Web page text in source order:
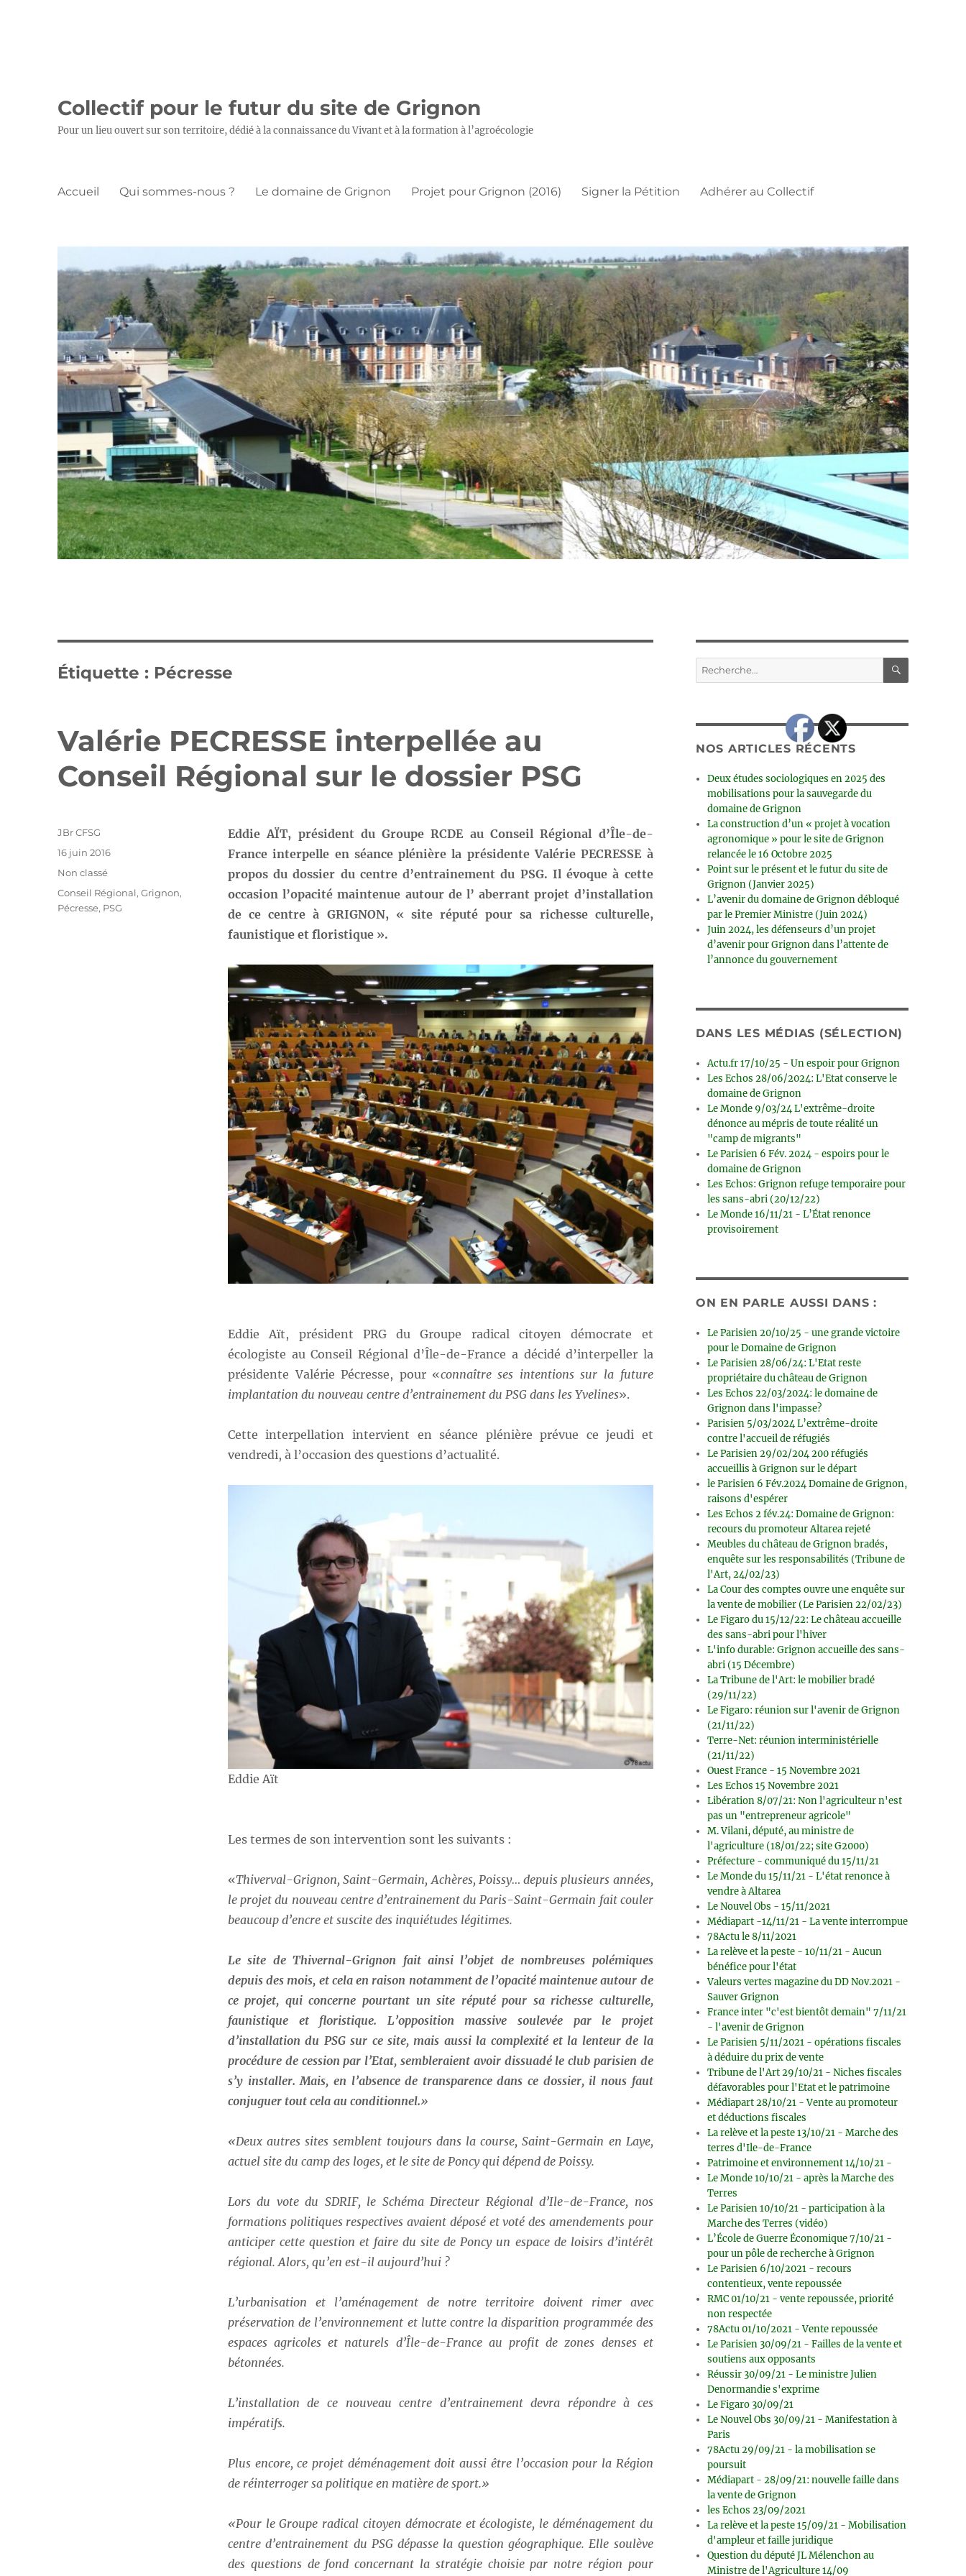
Collectif pour le futur du site de Grignon
Pour un lieu ouvert sur son territoire, dédié à la connaissance du Vivant et à la formation à l’agroécologie
Accueil Qui sommes-nous ? Le domaine de Grignon Projet pour Grignon (2016) Signer la Pétition Adhérer au Collectif
Étiquette : Pécresse
Valérie PECRESSE interpellée au
Conseil Régional sur le dossier PSG
Eddie AÏT, président du Groupe RCDE au Conseil Régional d’Île-de-
France interpelle en séance plénière la présidente Valérie PECRESSE à
propos du dossier du centre d’entrainement du PSG. Il évoque à cette
occasion l’opacité maintenue autour de l’ aberrant projet d’installation
de ce centre à GRIGNON, « site réputé pour sa richesse culturelle,
faunistique et floristique ».
Eddie Aït, président PRG du Groupe radical citoyen démocrate et
écologiste au Conseil Régional d’Île-de-France a décidé d’interpeller la
présidente Valérie Pécresse, pour «connaître ses intentions sur la future
implantation du nouveau centre d’entrainement du PSG dans les Yvelines».
Cette interpellation intervient en séance plénière prévue ce jeudi et
vendredi, à l’occasion des questions d’actualité.
Eddie Aït
Les termes de son intervention sont les suivants :
«Thiverval-Grignon, Saint-Germain, Achères, Poissy… depuis plusieurs années,
le projet du nouveau centre d’entrainement du Paris-Saint-Germain fait couler
beaucoup d’encre et suscite des inquiétudes légitimes.
Le site de Thivernal-Grignon fait ainsi l’objet de nombreuses polémiques
depuis des mois, et cela en raison notamment de l’opacité maintenue autour de
ce projet, qui concerne pourtant un site réputé pour sa richesse culturelle,
faunistique et floristique. L’opposition massive soulevée par le projet
d’installation du PSG sur ce site, mais aussi la complexité et la lenteur de la
procédure de cession par l’Etat, sembleraient avoir dissuadé le club parisien de
s’y installer. Mais, en l’absence de transparence dans ce dossier, il nous faut
conjuguer tout cela au conditionnel.»
«Deux autres sites semblent toujours dans la course, Saint-Germain en Laye,
actuel site du camp des loges, et le site de Poncy qui dépend de Poissy.
Lors du vote du SDRIF, le Schéma Directeur Régional d’Ile-de-France, nos
formations politiques respectives avaient déposé et voté des amendements pour
anticiper cette question et faire du site de Poncy un espace de loisirs d’intérêt
régional. Alors, qu’en est-il aujourd’hui ?
L’urbanisation et l’aménagement de notre territoire doivent rimer avec
préservation de l’environnement et lutte contre la disparition programmée des
espaces agricoles et naturels d’Île-de-France au profit de zones denses et
bétonnées.
L’installation de ce nouveau centre d’entrainement devra répondre à ces
impératifs.
Plus encore, ce projet déménagement doit aussi être l’occasion pour la Région
de réinterroger sa politique en matière de sport.»
«Pour le Groupe radical citoyen démocrate et écologiste, le déménagement du
centre d’entrainement du PSG dépasse la question géographique. Elle soulève
des questions de fond concernant la stratégie choisie par notre région pour
Auteur
JBr CFSG
Publié
16 juin 2016
Catégories
Non classé
Étiquettes
Conseil Régional,Grignon,
Pécresse, PSG
Recherche
pour :
NOS ARTICLES RÉCENTS
Deux études sociologiques en 2025 des
mobilisations pour la sauvegarde du
domaine de Grignon
La construction d’un « projet à vocation
agronomique » pour le site de Grignon
relancée le 16 Octobre 2025
Point sur le présent et le futur du site de
Grignon (Janvier 2025)
L’avenir du domaine de Grignon débloqué
par le Premier Ministre (Juin 2024)
Juin 2024, les défenseurs d’un projet
d’avenir pour Grignon dans l’attente de
l’annonce du gouvernement
DANS LES MÉDIAS (SÉLECTION)
Actu.fr 17/10/25 - Un espoir pour Grignon
Les Echos 28/06/2024: L'Etat conserve le
domaine de Grignon
Le Monde 9/03/24 L'extrême-droite
dénonce au mépris de toute réalité un
"camp de migrants"
Le Parisien 6 Fév. 2024 - espoirs pour le
domaine de Grignon
Les Echos: Grignon refuge temporaire pour
les sans-abri (20/12/22)
Le Monde 16/11/21 - L’État renonce
provisoirement
ON EN PARLE AUSSI DANS :
Le Parisien 20/10/25 - une grande victoire
pour le Domaine de Grignon
Le Parisien 28/06/24: L'Etat reste
propriétaire du château de Grignon
Les Echos 22/03/2024: le domaine de
Grignon dans l'impasse?
Parisien 5/03/2024 L’extrême-droite
contre l'accueil de réfugiés
Le Parisien 29/02/204 200 réfugiés
accueillis à Grignon sur le départ
le Parisien 6 Fév.2024 Domaine de Grignon,
raisons d'espérer
Les Echos 2 fév.24: Domaine de Grignon:
recours du promoteur Altarea rejeté
Meubles du château de Grignon bradés,
enquête sur les responsabilités (Tribune de
l'Art, 24/02/23)
La Cour des comptes ouvre une enquête sur
la vente de mobilier (Le Parisien 22/02/23)
Le Figaro du 15/12/22: Le château accueille
des sans-abri pour l'hiver
L'info durable: Grignon accueille des sans-
abri (15 Décembre)
La Tribune de l'Art: le mobilier bradé
(29/11/22)
Le Figaro: réunion sur l'avenir de Grignon
(21/11/22)
Terre-Net: réunion interministérielle
(21/11/22)
Ouest France - 15 Novembre 2021
Les Echos 15 Novembre 2021
Libération 8/07/21: Non l'agriculteur n'est
pas un "entrepreneur agricole"
M. Vilani, député, au ministre de
l'agriculture (18/01/22; site G2000)
Préfecture - communiqué du 15/11/21
Le Monde du 15/11/21 - L'état renonce à
vendre à Altarea
Le Nouvel Obs - 15/11/2021
Médiapart -14/11/21 - La vente interrompue
78Actu le 8/11/2021
La relève et la peste - 10/11/21 - Aucun
bénéfice pour l'état
Valeurs vertes magazine du DD Nov.2021 -
Sauver Grignon
France inter "c'est bientôt demain" 7/11/21
- l'avenir de Grignon
Le Parisien 5/11/2021 - opérations fiscales
à déduire du prix de vente
Tribune de l'Art 29/10/21 - Niches fiscales
défavorables pour l'Etat et le patrimoine
Médiapart 28/10/21 - Vente au promoteur
et déductions fiscales
La relève et la peste 13/10/21 - Marche des
terres d'Ile-de-France
Patrimoine et environnement 14/10/21 -
Le Monde 10/10/21 - après la Marche des
Terres
Le Parisien 10/10/21 - participation à la
Marche des Terres (vidéo)
L’École de Guerre Économique 7/10/21 -
pour un pôle de recherche à Grignon
Le Parisien 6/10/2021 - recours
contentieux, vente repoussée
RMC 01/10/21 - vente repoussée, priorité
non respectée
78Actu 01/10/2021 - Vente repoussée
Le Parisien 30/09/21 - Failles de la vente et
soutiens aux opposants
Réussir 30/09/21 - Le ministre Julien
Denormandie s'exprime
Le Figaro 30/09/21
Le Nouvel Obs 30/09/21 - Manifestation à
Paris
78Actu 29/09/21 - la mobilisation se
poursuit
Médiapart - 28/09/21: nouvelle faille dans
la vente de Grignon
les Echos 23/09/2021
La relève et la peste 15/09/21 - Mobilisation
d'ampleur et faille juridique
Question du député JL Mélenchon au
Ministre de l'Agriculture 14/09